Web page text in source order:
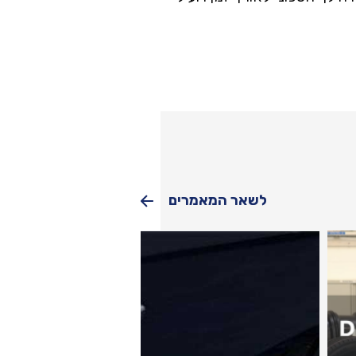
לשאר המאמרים